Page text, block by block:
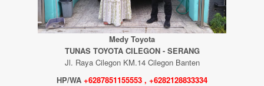
Medy Toyota
TUNAS TOYOTA CILEGON - SERANG
Jl. Raya Cilegon KM.14 Cilegon Banten
HP/WA +6287851155553 , +6282128833334